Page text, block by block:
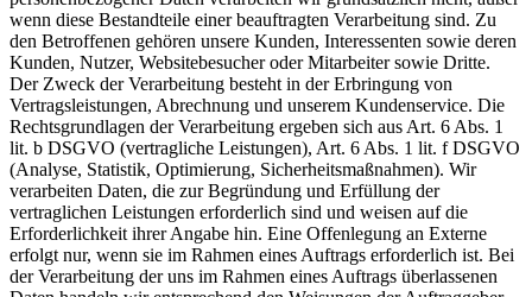
wenn diese Bestandteile einer beauftragten Verarbeitung sind. Zu
den Betroffenen gehören unsere Kunden, Interessenten sowie deren
Kunden, Nutzer, Websitebesucher oder Mitarbeiter sowie Dritte.
Der Zweck der Verarbeitung besteht in der Erbringung von
Vertragsleistungen, Abrechnung und unserem Kundenservice. Die
Rechtsgrundlagen der Verarbeitung ergeben sich aus Art. 6 Abs. 1
lit. b DSGVO (vertragliche Leistungen), Art. 6 Abs. 1 lit. f DSGVO
(Analyse, Statistik, Optimierung, Sicherheitsmaßnahmen). Wir
verarbeiten Daten, die zur Begründung und Erfüllung der
vertraglichen Leistungen erforderlich sind und weisen auf die
Erforderlichkeit ihrer Angabe hin. Eine Offenlegung an Externe
erfolgt nur, wenn sie im Rahmen eines Auftrags erforderlich ist. Bei
der Verarbeitung der uns im Rahmen eines Auftrags überlassenen